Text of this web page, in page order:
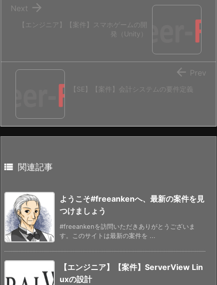
【エンジニア】【案件】スマホゲームの開
発（Unity）

Next
【SE】【案件】会計システムの要件定義
 Prev
 関連記事
ようこそ#freeankenへ、最新の案件を見
つけましょう
#freeankenを訪問いただきありがとうございま
す。このサイトは最新の案件を ...
【エンジニア】【案件】ServerView Lin
uxの設計